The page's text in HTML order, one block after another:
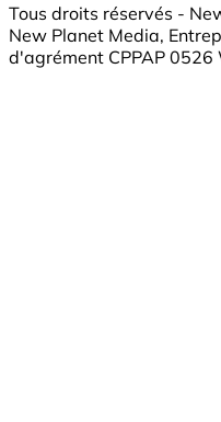
Tous droits réservés -
New Planet Media,
d'agrément CPPAP